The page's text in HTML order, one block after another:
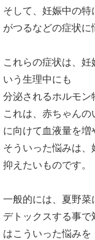
そして、妊娠中の
がつるなどの症状に
これらの症状は、
いう生理中にも
分泌されるホルモン
これは、赤ちゃん
に向けて血液量を増
そういった悩みは、
抑えたいものです。
一般的には、夏野菜
デトックスする事
はこういった悩みを